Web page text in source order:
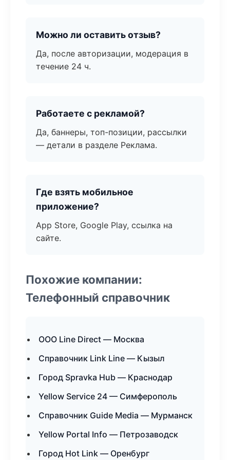
Можно ли оставить отзыв?
Да, после авторизации, модерация в
течение 24 ч.
Работаете с рекламой?
Да, баннеры, топ-позиции, рассылки
— детали в разделе Реклама.
Где взять мобильное
приложение?
App Store, Google Play, ссылка на
сайте.
Похожие компании:
Телефонный справочник
ООО Line Direct — Москва
Справочник Link Line — Кызыл
Город Spravka Hub — Краснодар
Yellow Service 24 — Симферополь
Справочник Guide Media — Мурманск
Yellow Portal Info — Петрозаводск
Город Hot Link — Оренбург